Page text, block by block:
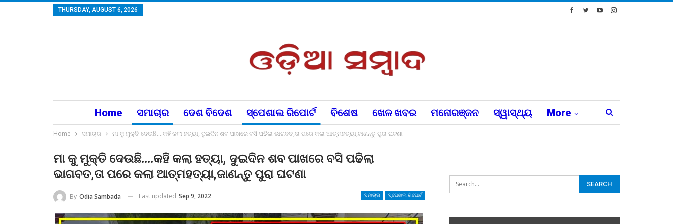
THURSDAY, AUGUST 6, 2026
Home ସମାଚାର ଦେଶ ବିଦେଶ ସ୍ପେଶାଲ ରିପୋର୍ଟ ବିଶେଷ ଖେଳ ଖବର ମନୋରଞ୍ଜନ ସ୍ୱାସ୍ଥ୍ୟ More
Home ସମାଚାର ମା କୁ ମୁକ୍ତି ଦେଉଛି….କହି କଲା ହତ୍ୟା, ଦୁଇଦିନ ଶବ ପାଖରେ ବସି ପଢିଲା ଭାଗବତ,ତା ପରେ କଲା ଆତ୍ମହତ୍ୟା,ଜାଣନ୍ତୁ ପୁରା ଘଟଣା
ମା କୁ ମୁକ୍ତି ଦେଉଛି….କହି କଲା ହତ୍ୟା, ଦୁଇଦିନ ଶବ ପାଖରେ ବସି ପଢିଲା
ଭାଗବତ,ତା ପରେ କଲା ଆତ୍ମହତ୍ୟା,ଜାଣନ୍ତୁ ପୁରା ଘଟଣା
ସମାଚାର ସ୍ପେଶାଲ ରିପୋର୍ଟ
By Odia Sambada Last updated Sep 9, 2022